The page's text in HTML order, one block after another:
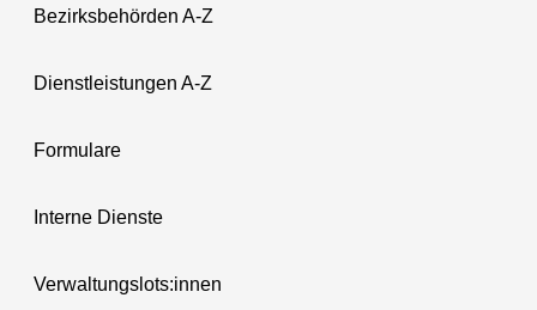
Bezirksbehörden A-Z
Dienstleistungen A-Z
Formulare
Interne Dienste
Verwaltungslots:innen